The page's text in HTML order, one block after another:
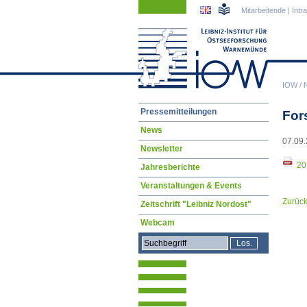
IOW/
Mitarbeitende |
Zurück
Navigation
Pressemitteilungen
News
Newsletter
Jahresberichte
Veranstaltungen & Events
Zeitschrift "Leibniz Nordost"
Webcam